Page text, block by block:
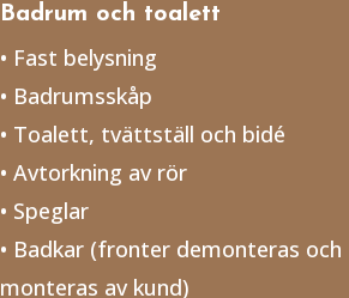
Badrum och toalett
• Fast belysning
• Badrumsskåp
• Toalett, tvättställ och bidé
• Avtorkning av rör
• Speglar
• Badkar (fronter demonteras och
monteras av kund)